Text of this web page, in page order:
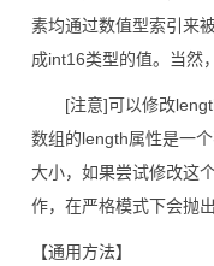
素均通过数值型索引来
成int16类型的值。当然
[注意]可以修改length
数组的length属性是一
大小，如果尝试修改这
作，在严格模式下会抛
【通用方法】